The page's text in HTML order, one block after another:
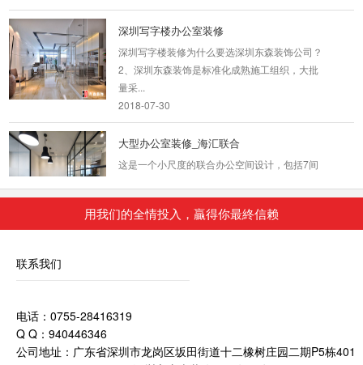
深圳写字楼办公室装修
深圳写字楼装修为什么要选深圳东森装饰公司？
2、深圳东森装饰是标准化成熟施工组织，大批
量采...
大型办公室装修_海汇联合
这是一个小尺度的联合办公空间设计，包括7间
吧，休闲沙龙等...
2018-08-21
1、深圳现代简约风格装修中物品的特点 现在家
简约，比...
用我们的全情投入，贏得你最終信赖
联系我们
电话：0755-28416319
Q Q：940446346
公司地址：广东省深圳市龙岗区坂田街道十二橡树庄园二期P5栋401